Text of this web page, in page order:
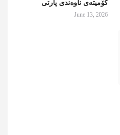
کۆمیتەی ناوەندی پارتی
June 13, 2026